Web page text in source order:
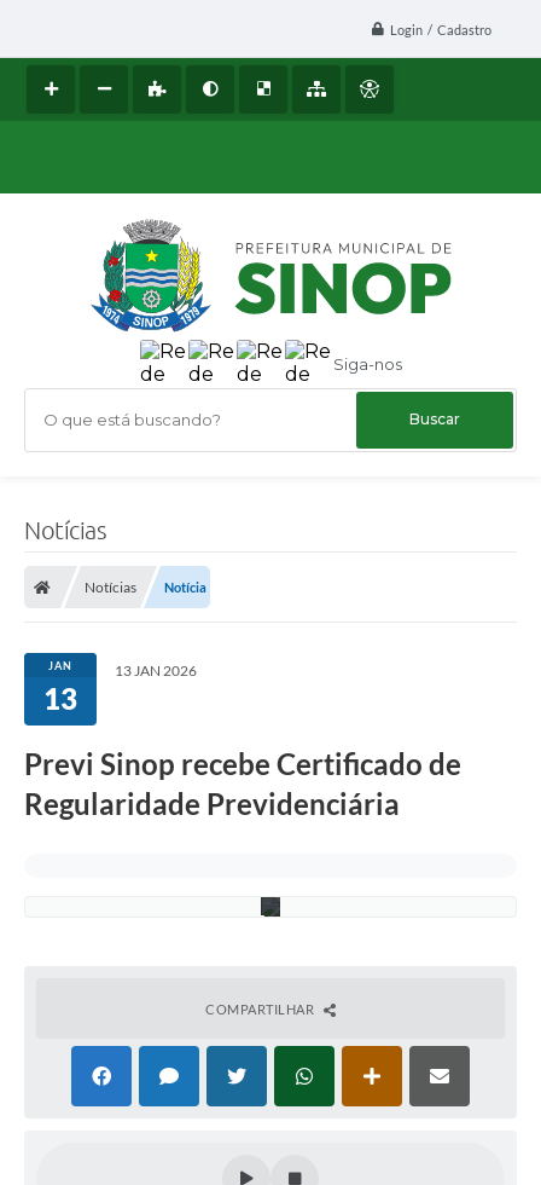
Login / Cadastro
Siga-nos
O que está buscando?
Notícias
Notícias Notícia
JAN
13
13 JAN 2026
Previ Sinop recebe Certificado de
Regularidade Previdenciária
n
B
r
COMPARTILHAR